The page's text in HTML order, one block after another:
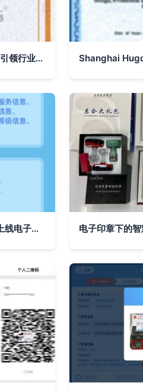
绿色制造与安全责任 电子政务认证服务引领行业高质量发展新路径
“刷脸”领取！江苏政务服务多个移动端上线电子社保卡 电子政务电子认证服务迈入新阶段